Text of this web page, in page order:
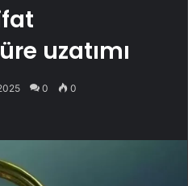
uzatımı
0 0